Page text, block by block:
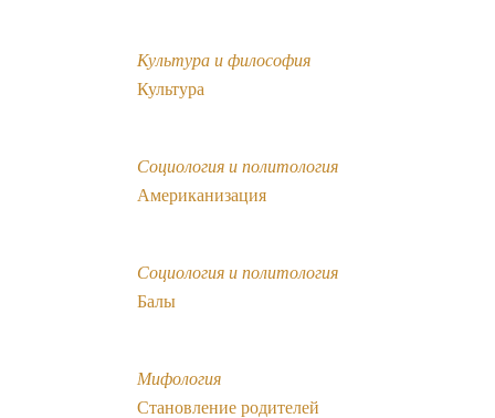
Культура и философия
Культура
Социология и политология
Американизация
Социология и политология
Балы
Мифология
Становление родителей